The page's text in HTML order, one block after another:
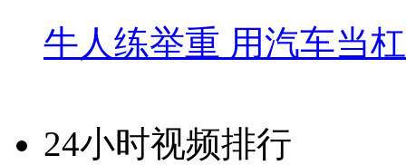
牛人练举重 用汽车当
24小时视频排行